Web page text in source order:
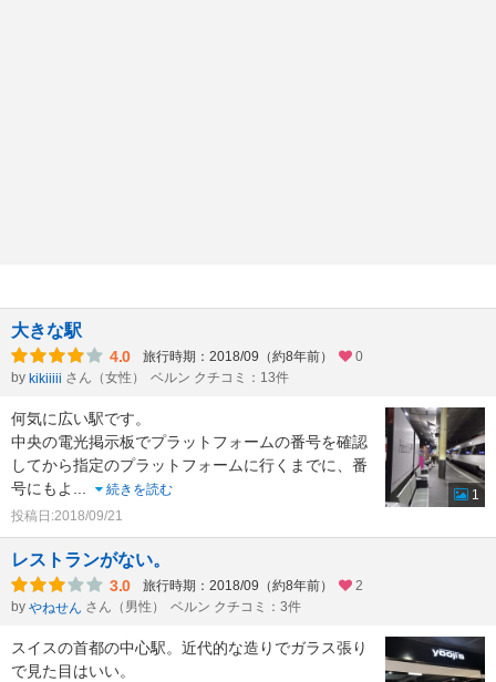
大きな駅
4.0 旅行時期：2018/09（約8年前）
0
by kikiiiii さん（女性） ベルン クチコミ：13件
何気に広い駅です。
中央の電光掲示板でプラットフォームの番号を確認
してから指定のプラットフォームに行くまでに、番
号にもよ
続きを読む
投稿日:2018/09/21
1
レストランがない。
3.0 旅行時期：2018/09（約8年前）
2
by やねせん さん（男性） ベルン クチコミ：3件
スイスの首都の中心駅。近代的な造りでガラス張り
で見た目はいい。